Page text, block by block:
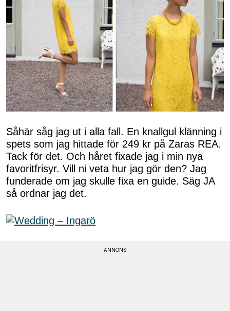
Såhär såg jag ut i alla fall. En knallgul klänning i
spets som jag hittade för 249 kr på Zaras REA.
Tack för det. Och håret fixade jag i min nya
favoritfrisyr. Vill ni veta hur jag gör den? Jag
funderade om jag skulle fixa en guide. Säg JA
så ordnar jag det.